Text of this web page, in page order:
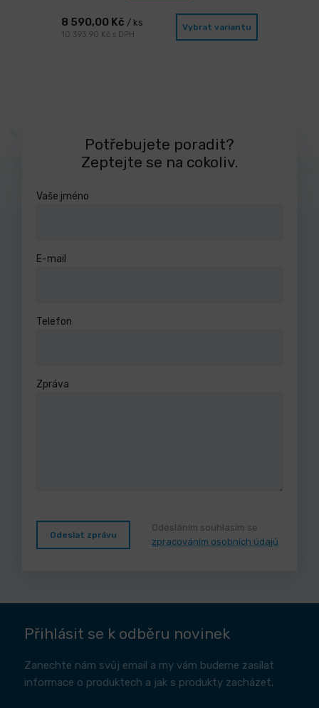
8 590,00 Kč / ks
10 393,90 Kč s DPH
Vybrat variantu
Potřebujete poradit?
Zeptejte se na cokoliv.
Vaše jméno
E-mail
Telefon
Zpráva
Odeslat zprávu
Odesláním souhlasím se
zpracováním osobních údajů
Přihlásit se k odběru novinek
Zanechte nám svůj email a my vám budeme zasílat
informace o produktech a jak s produkty zacházet.